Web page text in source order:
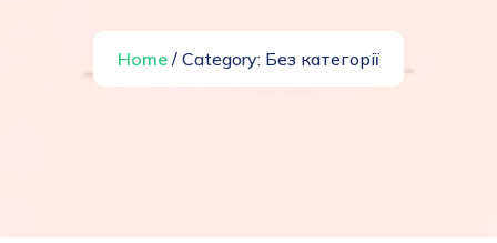
Home / Category: Без категорії